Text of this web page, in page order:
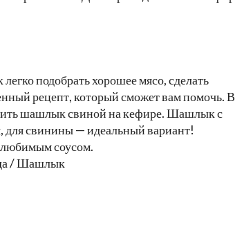
подобрать хорошее мясо, сделать
рецепт, который сможет вам помочь. В
шашлык свиной на кефире. Шашлык с
для свинины — идеальный вариант!
любимым соусом.
/ Шашлык